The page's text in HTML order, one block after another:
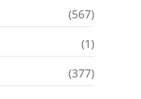
(567)
(1)
(377)